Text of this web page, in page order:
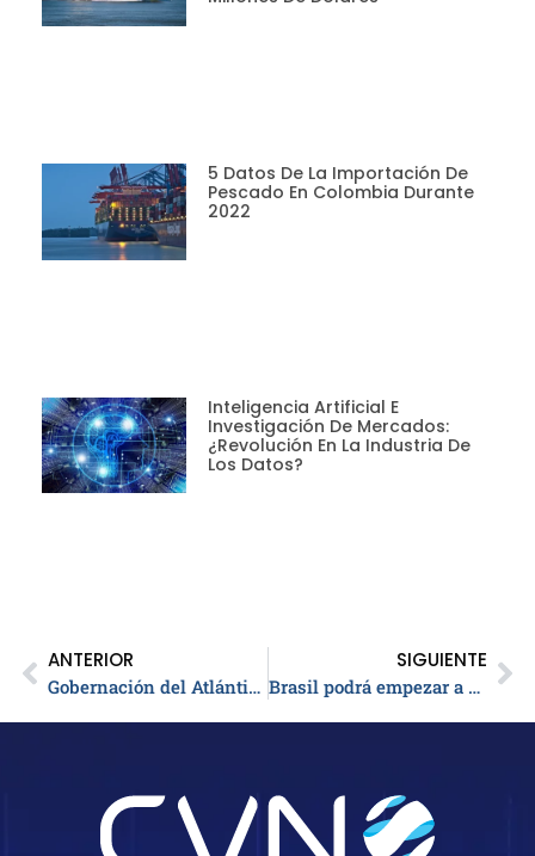
5 Datos De La Importación De
Pescado En Colombia Durante
2022
Inteligencia Artificial E
Investigación De Mercados:
¿revolución En La Industria De
Los Datos?
ANTERIOR
Gobernación del Atlántico entrega fertilizantes a productores del departamento
SIGUIENTE
Brasil podrá empezar a vender carne de vacuno a Estados Unidos en 90 días